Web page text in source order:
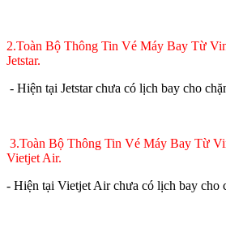
2.Toàn Bộ Thông Tin Vé Máy Bay Từ
Jetstar.
- Hiện tại Jetstar chưa có lịch bay cho
3.Toàn Bộ Thông Tin Vé Máy Bay Từ
Vietjet Air.
- Hiện tại Vietjet Air chưa có lịch bay cho